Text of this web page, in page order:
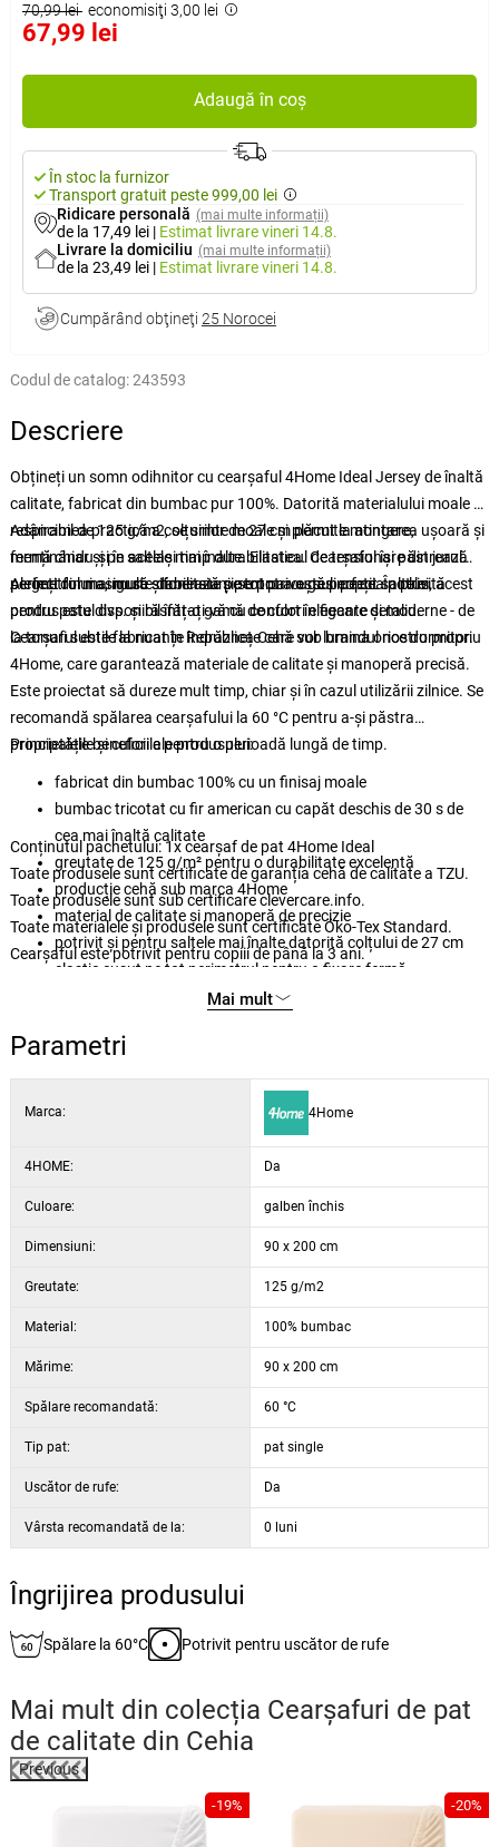
70,99 lei economisiţi 3,00 lei
67,99 lei
Adaugă în coș
În stoc la furnizor
Transport gratuit peste 999,00 lei
Ridicare personală (mai multe informații)
de la 17,49 lei | Estimat livrarevineri 14.8.
Livrare la domiciliu (mai multe informații)
de la 23,49 lei | Estimat livrarevineri 14.8.
Cumpărând obţineţi 25 Norocei
Codul de catalog:243593
Descriere
Obțineți un somn odihnitor cu cearșaful 4Home Ideal Jersey de înaltă
calitate, fabricat din bumbac pur 100%. Datorită materialului moale și
respirabil de 125 g/m2, se simte moale și plăcut la atingere,
menținându-și în același timp durabilitatea. Cearșaful își păstrează
perfect forma, nu se șifonează și se potrivește perfect saltelei.
Adâncimea practică a colțurilor de 27 cm permite montarea ușoară și
fermă chiar și pe saltele mai înalte. Elasticul de tensionare din jurul
perimetrului asigură stabilitate pe tot parcursul nopții. În plus, acest
produs este disponibil într-o gamă de culori elegante și moderne - de
la tonuri subtile la nuanțe îndrăznețe care vor lumina orice dormitor.
Alegeți din mai multe dimensiuni pentru a o găsi pe cea potrivită
pentru patul dvs. și răsfățați-vă cu confort în fiecare detaliu.
Cearșaful este fabricat în Republica Cehă sub brandul nostru propriu
4Home, care garantează materiale de calitate și manoperă precisă.
Este proiectat să dureze mult timp, chiar și în cazul utilizării zilnice. Se
recomandă spălarea cearșafului la 60 °C pentru a-și păstra
proprietățile și culorile pentru o perioadă lungă de timp.
Principalele beneficii ale produsului:
fabricat din bumbac 100% cu un finisaj moale
bumbac tricotat cu fir american cu capăt deschis de 30 s de
cea mai înaltă calitate
greutate de 125 g/m² pentru o durabilitate excelentă
producție cehă sub marca 4Home
material de calitate și manoperă de precizie
potrivit și pentru saltele mai înalte datorită colțului de 27 cm
elastic cusut pe tot perimetrul pentru o fixare fermă
elasticul este CERTIFICAT BUREAU VERITAS
potrivit pentru uscarea cu mașina de uscat la programul delicat
culori subtile și elegante
Conținutul pachetului: 1x cearșaf de pat 4Home Ideal
Toate produsele sunt certificate de garanția cehă de calitate a TZU.
Toate produsele sunt sub certificare clevercare.info.
Toate materialele și produsele sunt certificate Öko-Tex Standard.
Cearșaful este potrivit pentru copiii de până la 3 ani.
Mai mult
Parametri
Marca: 4Home
4HOME: Da
Culoare: galben închis
Dimensiuni: 90 x 200 cm
Greutate: 125 g/m2
Material: 100% bumbac
Mărime: 90 x 200 cm
Spălare recomandată: 60 °C
Tip pat: pat single
Uscător de rufe: Da
Vârsta recomandată de la: 0 luni
Îngrijirea produsului
Spălare la 60°C Potrivit pentru uscător de rufe
Mai mult din colecția Cearșafuri de pat
de calitate din Cehia
Previous
-19% -20%